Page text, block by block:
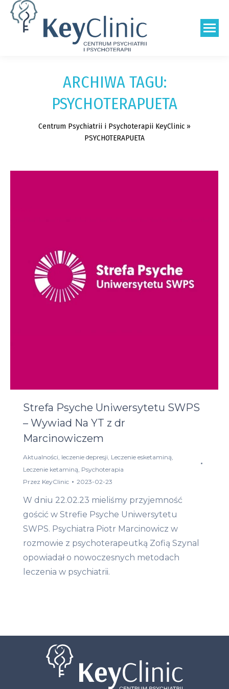
Szukaj:
ARCHIWA TAGU:
PSYCHOTERAPUETA
Centrum Psychiatrii i Psychoterapii KeyClinic »
PSYCHOTERAPUETA
Strefa Psyche Uniwersytetu SWPS
– Wywiad Na YT z dr
Marcinowiczem
Aktualności, leczenie depresji, Leczenie esketaminą,
Leczenie ketaminą, Psychoterapia
Przez KeyClinic 2023-02-23
W dniu 22.02.23 mieliśmy przyjemność
gościć w Strefie Psyche Uniwersytetu
SWPS. Psychiatra Piotr Marcinowicz w
rozmowie z psychoterapeutką Zofią Szynal
opowiadał o nowoczesnych metodach
leczenia w psychiatrii.